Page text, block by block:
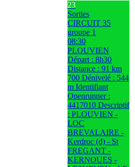
23
Sorties
CIRCUIT 35
groupe 1
08:30
PLOUVIEN
Départ : 8h30
Distance : 91 km
700 Dénivelé : 544
m Identifiant
Openrunner :
4417010 Descriptif
: PLOUVIEN -
LOC
BREVALAIRE -
Kerdroc (d) - St
FREGANT -
KERNOUES -